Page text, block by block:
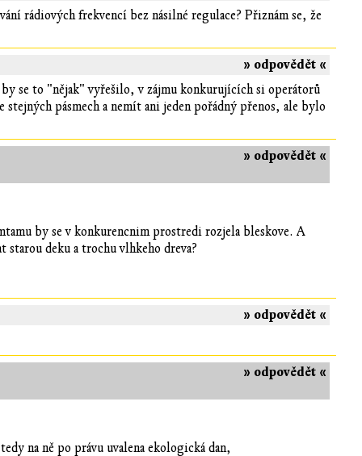
rádiových frekvencí bez násilné regulace? Přiznám se, že
» odpovědět «
by se to "nějak" vyřešilo, v zájmu konkurujících si operátorů
pásmech a nemít ani jeden pořádný přenos, ale bylo
» odpovědět «
by se v konkurencnim prostredi rozjela bleskove. A
deku a trochu vlhkeho dreva?
» odpovědět «
» odpovědět «
na ně po právu uvalena ekologická dan,